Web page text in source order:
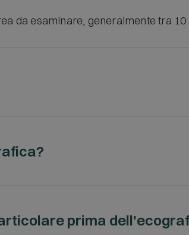
da esaminare, generalmente tra 10
dell’ecografia, l’area da
trasmissione degli ultrasuoni.
inumidita con un apposito gel
la sonda sulla pelle per ottenere
prima